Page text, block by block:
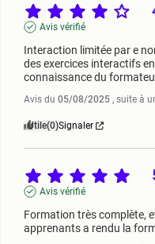
Avis vérifié
Interaction limitée par e
des exercices interactifs
connaissance du
Avis du 05/08/2025 , suite à
Utile(0)Signaler
Avis vérifié
Formation très complète,
apprenants a rendu la